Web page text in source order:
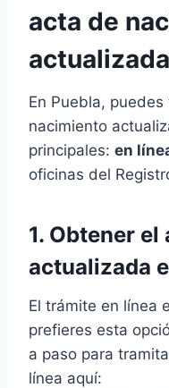
acta de
En Puebla,
nacimiento
principales: en
oficinas del
1. Obtener
actualizada
El trámite en línea
prefieres esta
a paso para
línea aquí: